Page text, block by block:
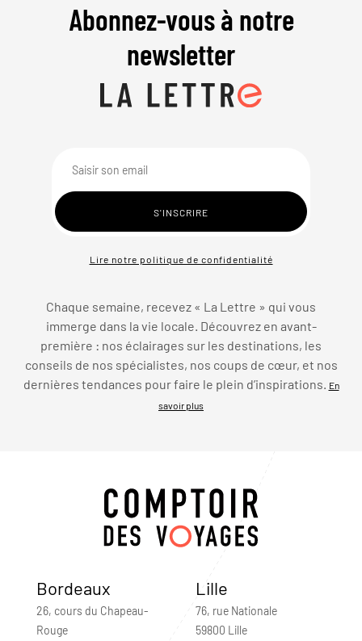
Abonnez-vous à notre
newsletter
Lire notre politique de confidentialité
Chaque semaine, recevez « La Lettre » qui vous
immerge dans la vie locale. Découvrez en avant-
première : nos éclairages sur les destinations, les
conseils de nos spécialistes, nos coups de cœur, et nos
dernières tendances pour faire le plein d’inspirations.
En
savoir plus
Bordeaux
26, cours du Chapeau-
Rouge
Lille
76, rue Nationale
59800 Lille